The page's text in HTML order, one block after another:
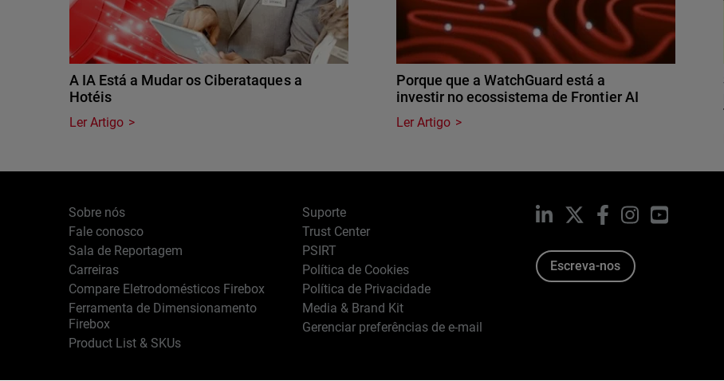
A IA Está a Mudar os Ciberataques a
Hotéis
Ler Artigo
Porque que a WatchGuard está a
investir no ecossistema de Frontier AI
Ler Artigo
Sobre nós
Fale conosco
Sala de Reportagem
Carreiras
Compare Eletrodomésticos Firebox
Ferramenta de Dimensionamento
Firebox
Product List & SKUs
Suporte
Trust Center
PSIRT
Política de Cookies
Política de Privacidade
Media & Brand Kit
Gerenciar preferências de e-mail
LinkedIn Facebook
InstagramYouTube
Escreva-nos